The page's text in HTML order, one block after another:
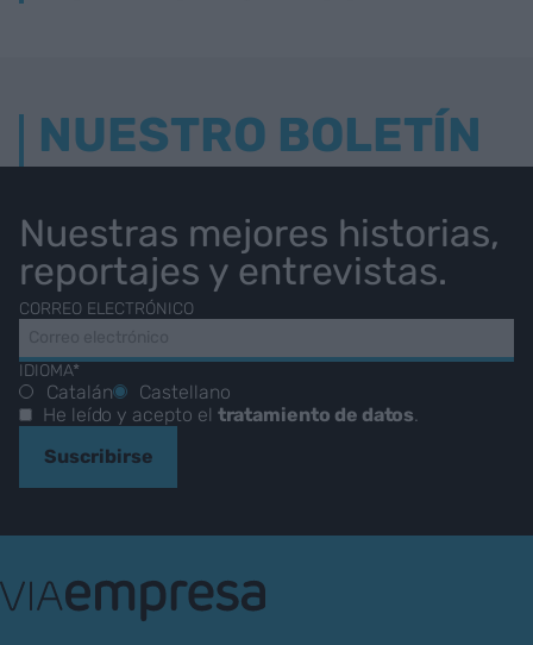
NUESTRO BOLETÍN
Nuestras mejores historias,
reportajes y entrevistas.
CORREO ELECTRÓNICO
IDIOMA*
Catalán
Castellano
He leído y acepto el tratamiento de datos.
Suscribirse